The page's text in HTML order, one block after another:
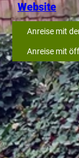
Website
Anreise mit
Anreise mit